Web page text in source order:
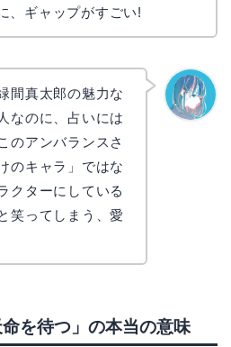
、ギャップがすごい!
間真太郎の魅力な
なのに、占いには
のアンバランスさ
のキャラ」ではな
クターにしている
笑ってしまう、愛
命を待つ」の本当の意味